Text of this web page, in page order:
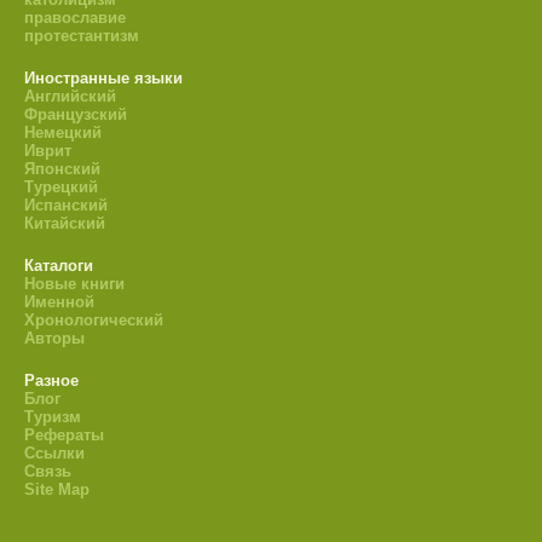
православие
протестантизм
Иностранные языки
Английский
Французский
Немецкий
Иврит
Японский
Турецкий
Испанский
Китайский
Каталоги
Новые книги
Именной
Хронологический
Авторы
Разное
Блог
Туризм
Рефераты
Ссылки
Связь
Site Map